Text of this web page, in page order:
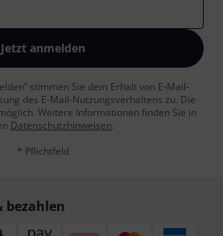
Jetzt anmelden
stimmen Sie dem Erhalt von E-Mail-
des E-Mail-Nutzungsverhaltens zu. Die
Weitere Informationen finden Sie in
Datenschutzhinweisen.
* Pflichtfeld
bezahlen